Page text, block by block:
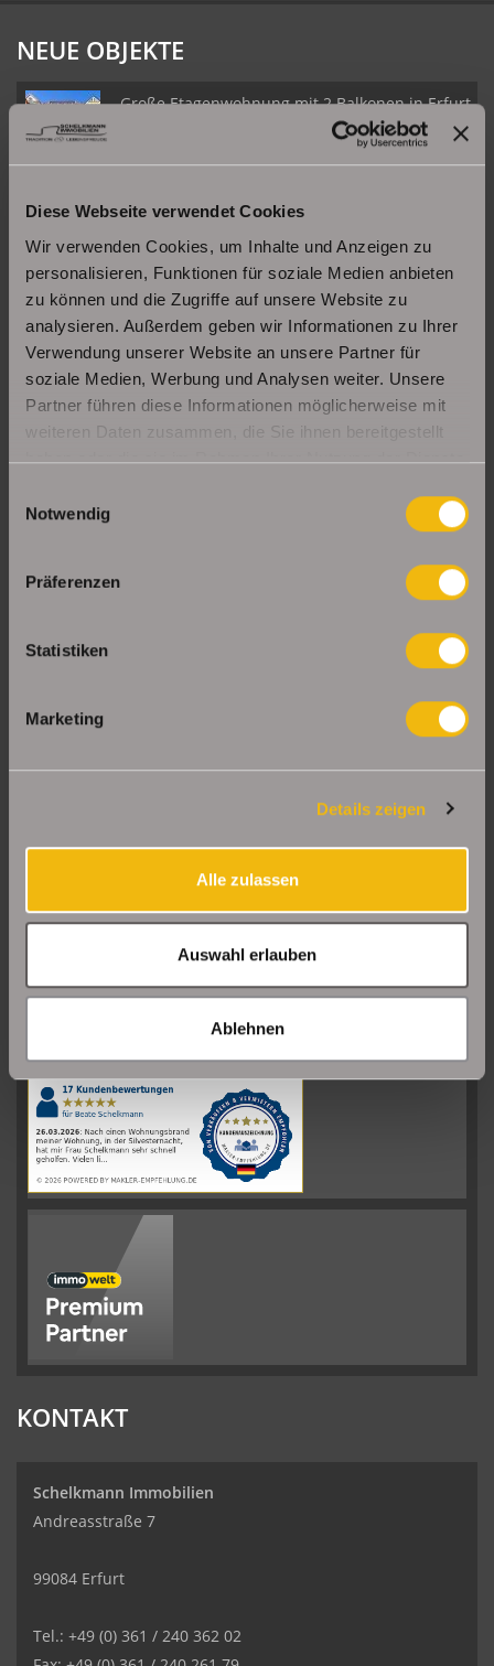
Diese Webseite verwendet Cookies
Wir verwenden Cookies, um Inhalte und Anzeigen zu
personalisieren, Funktionen für soziale Medien anbieten
zu können und die Zugriffe auf unsere Website zu
analysieren. Außerdem geben wir Informationen zu Ihrer
Verwendung unserer Website an unsere Partner für
soziale Medien, Werbung und Analysen weiter. Unsere
Partner führen diese Informationen möglicherweise mit
weiteren Daten zusammen, die Sie ihnen bereitgestellt
haben oder die sie im Rahmen Ihrer Nutzung der Dienste
Notwendig
Präferenzen
Statistiken
Marketing
Details zeigen
Alle zulassen
Auswahl erlauben
Ablehnen
NEUE OBJEKTE
Große Etagenwohnung mit 2 Balkonen in Erfurt
Schöne Erdgeschosswohnung mit Balkon in
Erfurt Daberstedt
Moderne, bezugsbereite 1Raumwohnung mit
Einbauküche & Stellplatz
UNSERE PARTNER & AUSZEICHNUNGEN
08/2026
|110Schelkmann
ImmobilienBewertungen
auf
werkenntdenBESTEN.de
KONTAKT
Schelkmann Immobilien
Andreasstraße 7
99084 Erfurt
Tel.: +49 (0) 361 / 240 362 02